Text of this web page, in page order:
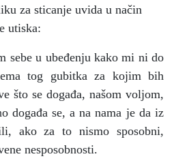
za sticanje uvida u način
utiska:
sebe u ubeđenju kako mi ni do
tog gubitka za kojim bih
što se događa, našom voljom,
događa se, a na nama je da iz
ako za to nismo sposobni,
nesposobnosti.